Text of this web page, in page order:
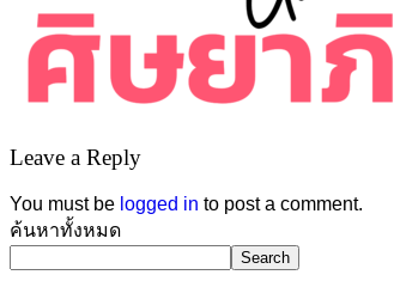
Leave a Reply
You must be logged in to post a comment.
Asides
ค้นหาทั้งหมด
Search